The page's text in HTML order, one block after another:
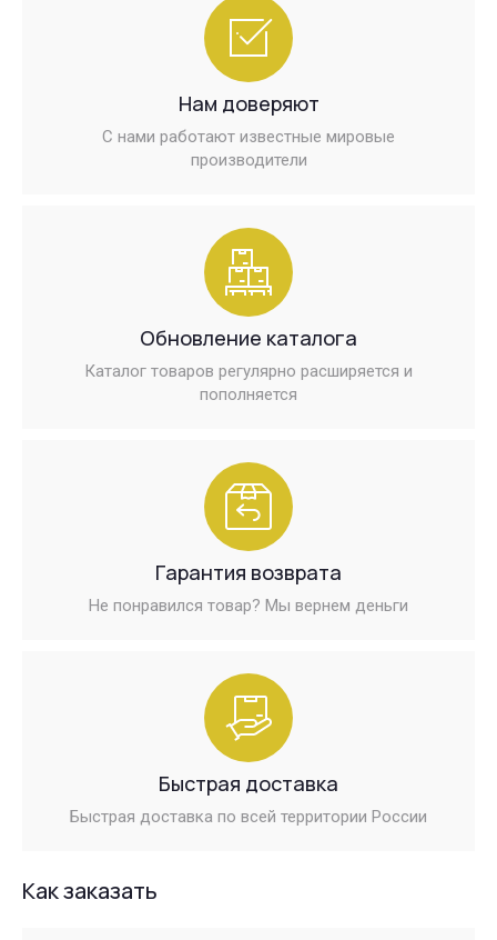
Нам доверяют
С нами работают известные мировые
производители
Обновление каталога
Каталог товаров регулярно расширяется и
пополняется
Гарантия возврата
Не понравился товар? Мы вернем деньги
Быстрая доставка
Быстрая доставка по всей территории России
Как заказать